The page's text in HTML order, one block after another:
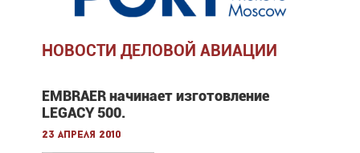
НОВОСТИ ДЕЛОВОЙ АВИАЦИИ
EMBRAER начинает изготовление
LEGACY 500.
23 апреля 2010